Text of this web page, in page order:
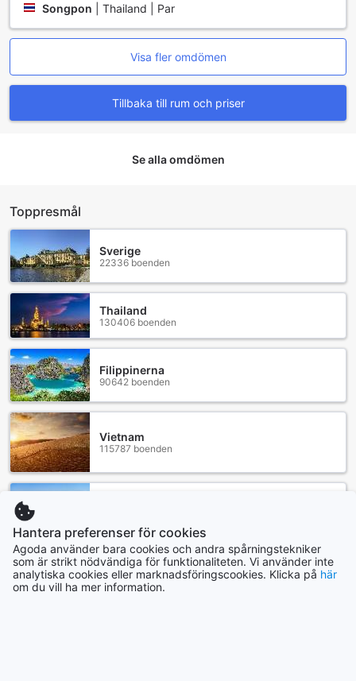
Songpon Thailand | Par
Visa fler omdömen
Tillbaka till rum och priser
Se alla omdömen
Toppresmål
Sverige
22336 boenden
Thailand
130406 boenden
Filippinerna
90642 boenden
Vietnam
115787 boenden
Visa mer
Hantera preferenser för cookies
Agoda använder bara cookies och andra spårningstekniker
som är strikt nödvändiga för funktionaliteten. Vi använder inte
analytiska cookies eller marknadsföringscookies. Klicka på här
om du vill ha mer information.